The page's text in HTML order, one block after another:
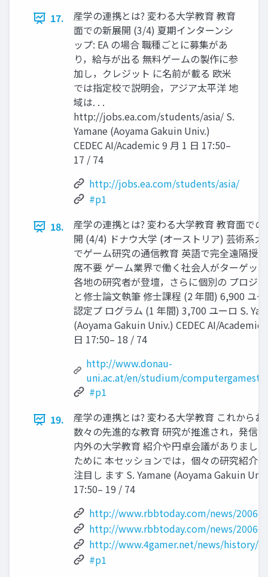
17.
産学の連携とは? 変わる大学教育 教育
面での新展開 (3/4) 夏期インターンシ
ップ: EA の場合 職種ごとに募集があ
り，給与が出る 無料ゲームの製作に参
加し，クレジット に名前が載る 欧米
では指定校で説明会，アジア太平洋 地
域は. . .
http://jobs.ea.com/students/asia/ S.
Yamane (Aoyama Gakuin Univ.)
CEDEC AI/Academic 9 月 1 日 17:50–
17 / 74
http://jobs.ea.com/students/asia/
#p1
18.
産学の連携とは? 変わる大学教育 教育面での
開 (4/4) ドナウ大学 (オーストリア) 芸術系大
でゲーム研究の通信教育 英語で完全遠隔授
席不要 ゲーム業界で働く社会人がターゲッ
各地の研究者が登壇，さらに個別の プロジ
と修士論文執筆 修士課程 (2 年間) 6,900 ユ
認定プ ログラム (1 年間) 3,700 ユーロ S.
(Aoyama Gakuin Univ.) CEDEC AI/Academic
日 17:50– 18 / 74
http://www.donau-
uni.ac.at/en/studium/
#p1
19.
産学の連携とは? 変わる大学教育 これから
数々の先進的な教育 研究が推進され，発信
内外の大学教育 紹介や円卓会議がありまし
ために 本セッションでは，個々の研究紹介
注目し ます S. Yamane (Aoyama Gakuin
17:50– 19 / 74
http://www.rbbtoday.com/news/
http://www.rbbtoday.com/news/
http://www.4gamer.net/news/history/
#p1